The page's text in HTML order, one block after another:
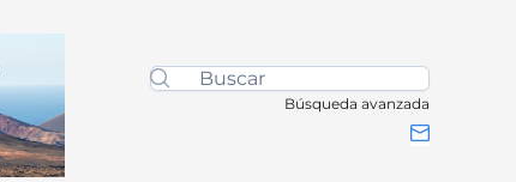
Búsqueda avanzada